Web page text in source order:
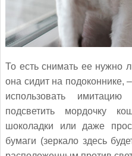
То есть снимать ее нужно
она сидит на подоконнике,
использовать
подсветить мордочку
шоколадки или даже
бумаги (зеркало здесь